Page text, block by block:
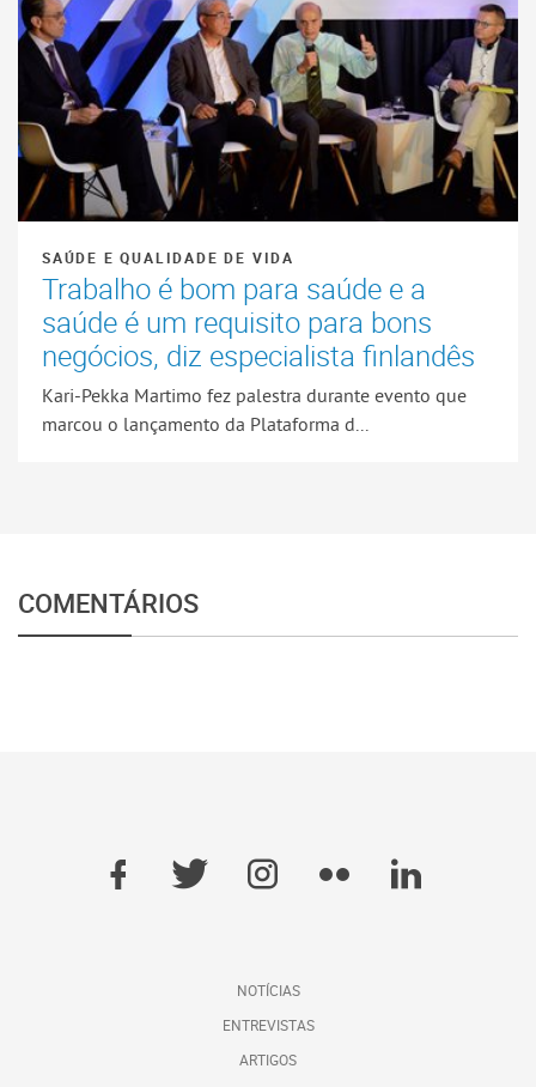
SAÚDE E QUALIDADE DE VIDA
Trabalho é bom para saúde e a
saúde é um requisito para bons
negócios, diz especialista finlandês
Kari-Pekka Martimo fez palestra durante evento que
marcou o lançamento da Plataforma d...
COMENTÁRIOS
NOTÍCIAS
ENTREVISTAS
ARTIGOS